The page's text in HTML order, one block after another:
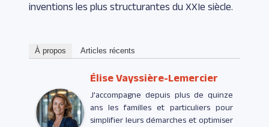
inventions les plus structurantes du XXIe siècle.
À propos Articles récents
Élise Vayssière-Lemercier
J’accompagne depuis plus de quinze
ans les familles et particuliers pour
simplifier leurs démarches et optimiser